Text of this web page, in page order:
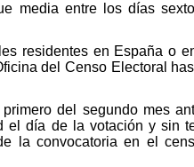
media entre los días
residentes en España o
del Censo Electoral
del segundo mes
el día de la votación y sin
la convocatoria en el